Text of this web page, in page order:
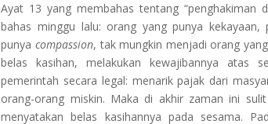
Ayat 13 yang membahas tentang “penghakiman
bahas minggu lalu: orang yang punya kekayaan,
punyacompassion, tak mungkin menjadi orang
belas kasihan, melakukan kewajibannya atas
pemerintah secara legal: menarik pajak dari
orang-orang miskin. Maka di akhir zaman ini
menyatakan belas kasihannya pada sesama.